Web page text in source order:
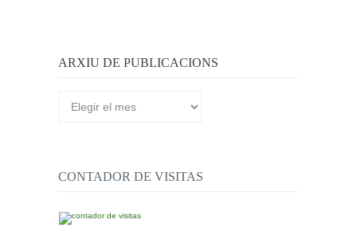
ARXIU DE PUBLICACIONS
CONTADOR DE VISITAS